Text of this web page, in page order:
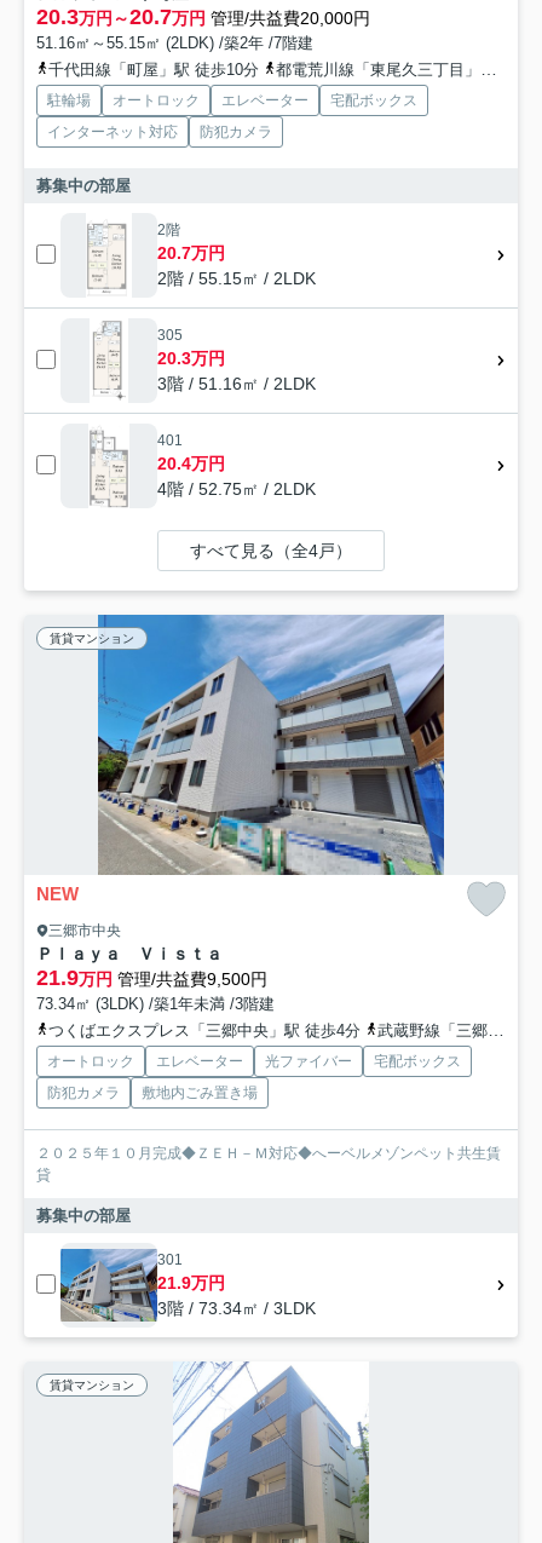
20.3万円～20.7万円 管理/共益費20,000円
51.16㎡～55.15㎡ (2LDK) /築2年 /7階建
千代田線「町屋」駅 徒歩10分
都電荒川線「東尾久三丁目」駅 徒歩3分
駐輪場 オートロック エレベーター
宅配ボックス
インターネット対応
防犯カメラ
募集中の部屋
2階
20.7万円
2階 / 55.15㎡ / 2LDK
305
20.3万円
3階 / 51.16㎡ / 2LDK
401
20.4万円
4階 / 52.75㎡ / 2LDK
すべて見る（全4戸）
賃貸マンション
NEW
三郷市中央
Ｐｌａｙａ Ｖｉｓｔａ
21.9万円 管理/共益費9,500円
73.34㎡ (3LDK) /築1年未満 /3階建
つくばエクスプレス「三郷中央」駅 徒歩4分
武蔵野線「三郷」駅 徒歩33分
オートロック エレベーター 光ファイバー
宅配ボックス
防犯カメラ
敷地内ごみ置き場
２０２５年１０月完成◆ＺＥＨ－Ｍ対応◆へーベルメゾンペット共生賃
貸
募集中の部屋
301
21.9万円
3階 / 73.34㎡ / 3LDK
賃貸マンション